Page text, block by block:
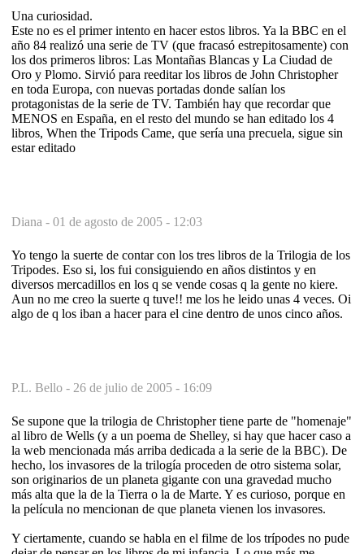
Una curiosidad.
Este no es el primer intento en hacer estos libros. Ya la BBC en el
año 84 realizó una serie de TV (que fracasó estrepitosamente) con
los dos primeros libros: Las Montañas Blancas y La Ciudad de
Oro y Plomo. Sirvió para reeditar los libros de John Christopher
en toda Europa, con nuevas portadas donde salían los
protagonistas de la serie de TV. También hay que recordar que
MENOS en España, en el resto del mundo se han editado los 4
libros, When the Tripods Came, que sería una precuela, sigue sin
estar editado
Diana - 01 de agosto de 2005 - 12:03
Yo tengo la suerte de contar con los tres libros de la Trilogia de los
Tripodes. Eso si, los fui consiguiendo en años distintos y en
diversos mercadillos en los q se vende cosas q la gente no kiere.
Aun no me creo la suerte q tuve!! me los he leido unas 4 veces. Oi
algo de q los iban a hacer para el cine dentro de unos cinco años.
P.L. Bello - 26 de julio de 2005 - 16:09
Se supone que la trilogia de Christopher tiene parte de "homenaje"
al libro de Wells (y a un poema de Shelley, si hay que hacer caso a
la web mencionada más arriba dedicada a la serie de la BBC). De
hecho, los invasores de la trilogía proceden de otro sistema solar,
son originarios de un planeta gigante con una gravedad mucho
más alta que la de la Tierra o la de Marte. Y es curioso, porque en
la película no mencionan de que planeta vienen los invasores.
Y ciertamente, cuando se habla en el filme de los trípodes no pude